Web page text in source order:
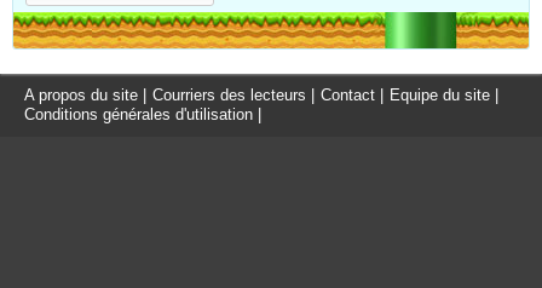
A propos du site Courriers des lecteurs Contact Equipe du site
Conditions générales d'utilisation